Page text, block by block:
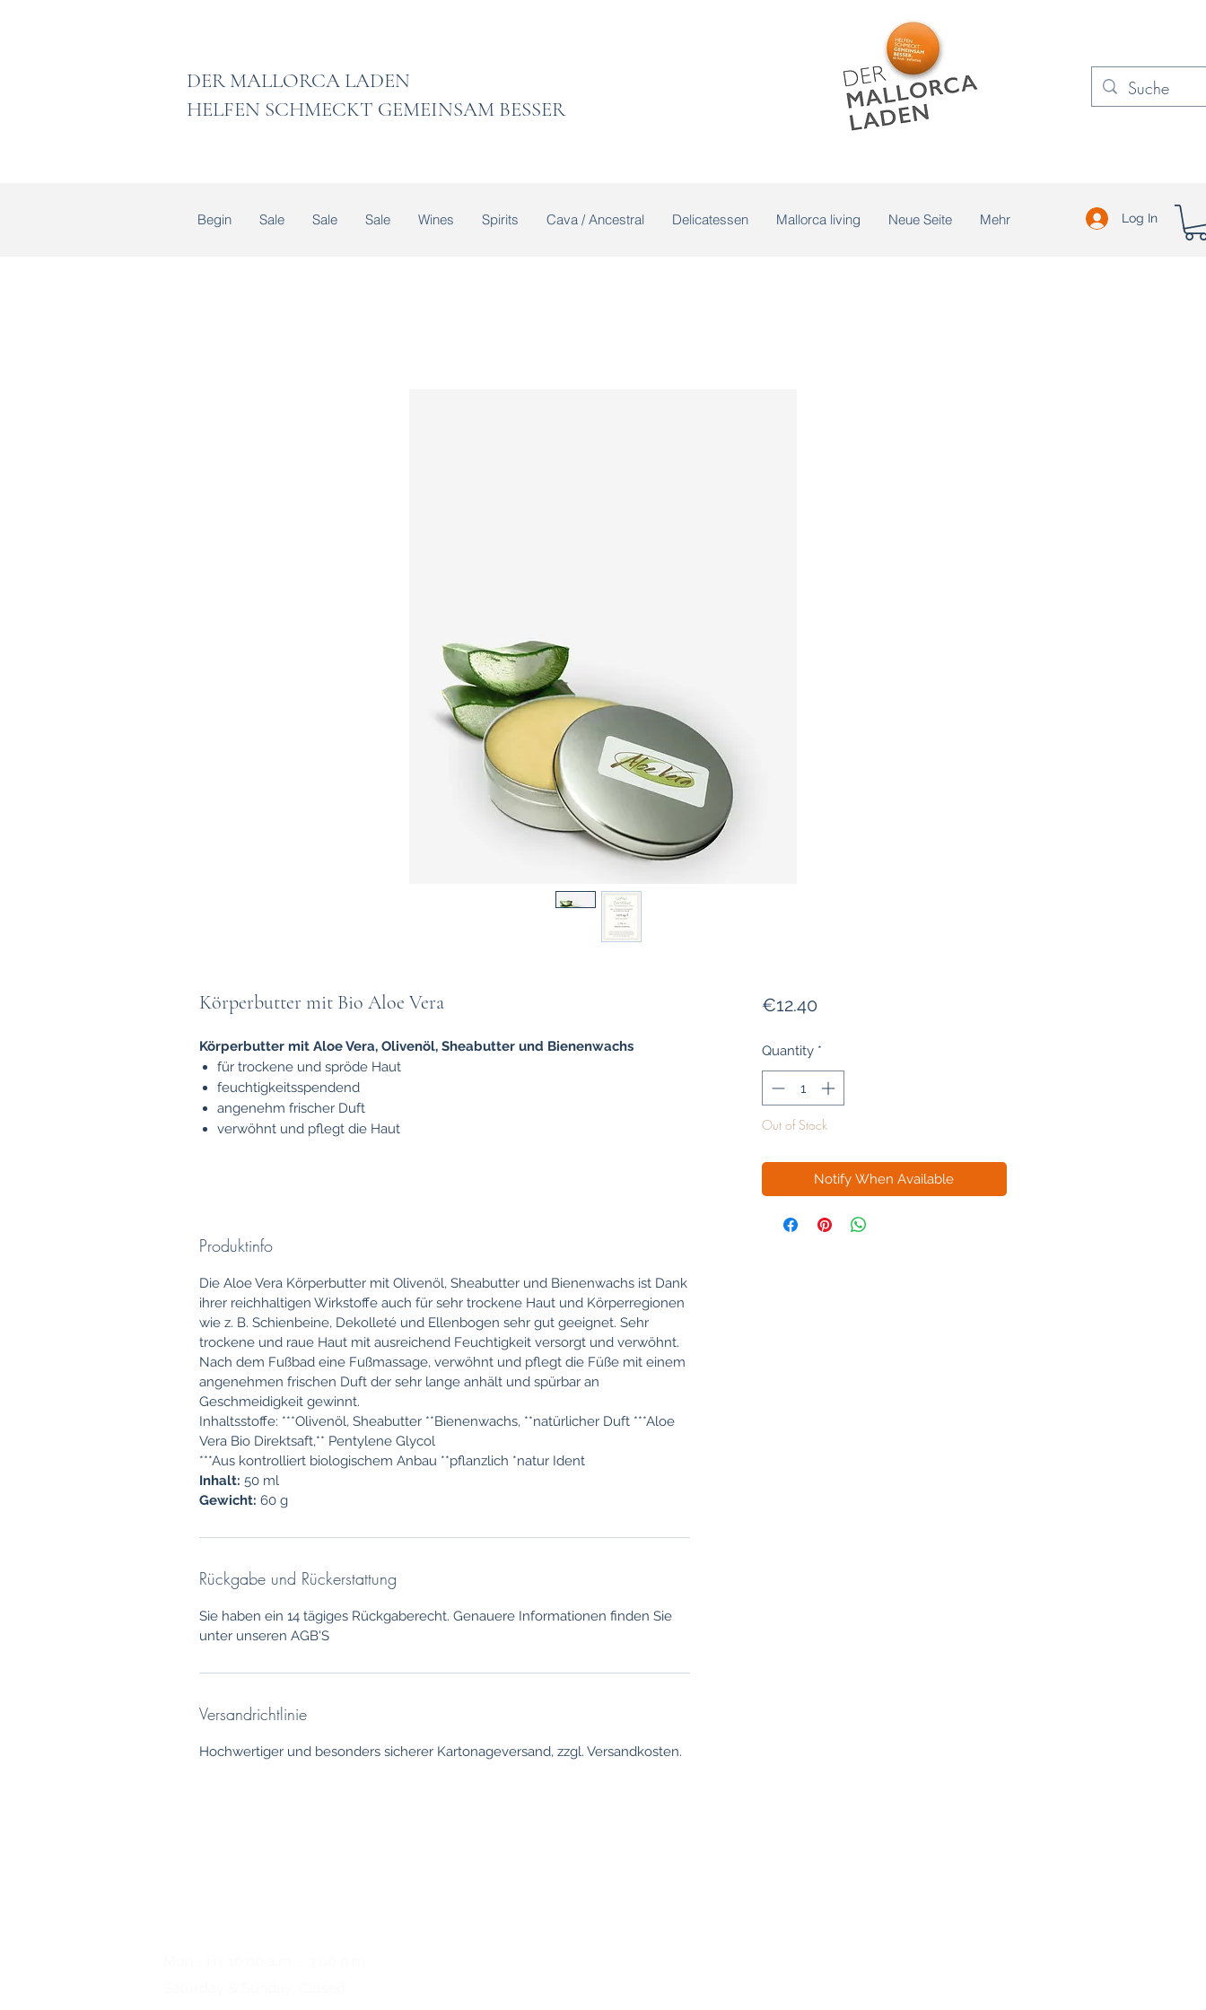
DER MALLORCA LADEN
HELFEN SCHMECKT GEMEINSAM BESSER
Begin Sale Sale Sale Wines Spirits Cava / Ancestral Delicatessen Mallorca living Neue Seite Mehr Log In
Körperbutter mit Bio Aloe Vera
Körperbutter mit Aloe Vera, Olivenöl, Sheabutter und Bienenwachs
für trockene und spröde Haut
feuchtigkeitsspendend
angenehm frischer Duft
verwöhnt und pflegt die Haut
Produktinfo
Die Aloe Vera Körperbutter mit Olivenöl, Sheabutter und Bienenwachs ist Dank
ihrer reichhaltigen Wirkstoffe auch für sehr trockene Haut und Körperregionen
wie z. B. Schienbeine, Dekolleté und Ellenbogen sehr gut geeignet. Sehr
trockene und raue Haut mit ausreichend Feuchtigkeit versorgt und verwöhnt.
Nach dem Fußbad eine Fußmassage, verwöhnt und pflegt die Füße mit einem
angenehmen frischen Duft der sehr lange anhält und spürbar an
Geschmeidigkeit gewinnt.
Inhaltsstoffe: ***Olivenöl, Sheabutter **Bienenwachs, **natürlicher Duft ***Aloe
Vera Bio Direktsaft,** Pentylene Glycol
***Aus kontrolliert biologischem Anbau **pflanzlich *natur Ident
Inhalt: 50 ml
Gewicht: 60 g
Rückgabe und Rückerstattung
Sie haben ein 14 tägiges Rückgaberecht. Genauere Informationen finden Sie
unter unseren AGB'S
Versandrichtlinie
Hochwertiger und besonders sicherer Kartonageversand, zzgl. Versandkosten.
€12.40Price
Quantity *
Out of Stock
Notify When Available